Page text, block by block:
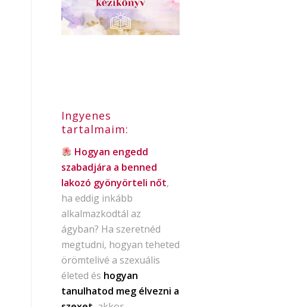
Ingyenes
tartalmaim:
Hogyan engedd
szabadjára a benned
lakozó gyönyörteli nőt,
ha eddig inkább
alkalmazkodtál az
ágyban? Ha szeretnéd
megtudni, hogyan teheted
örömtelivé a szexuális
életed és hogyan
tanulhatod meg élvezni a